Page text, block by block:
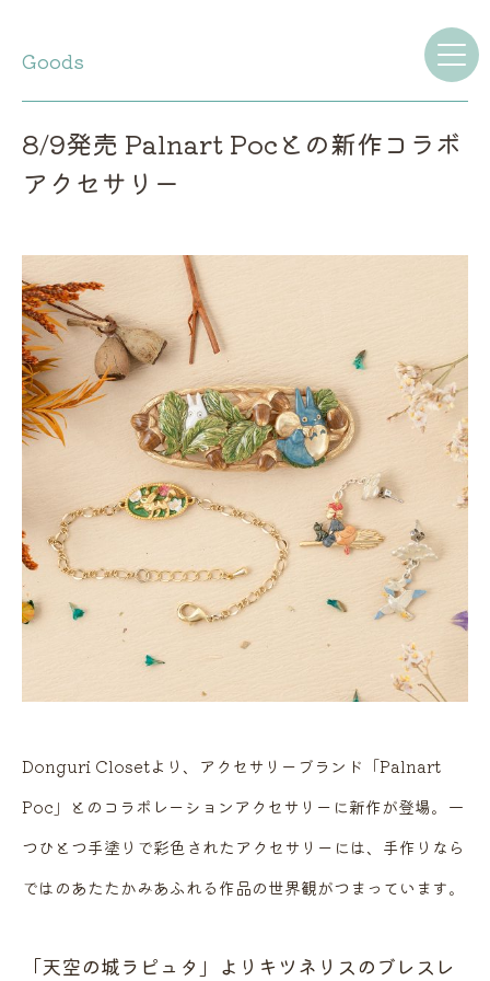
Goods
8/9発売 Palnart Pocとの新作コラボ
アクセサリー
Donguri Closetより、アクセサリーブランド「Palnart
Poc」とのコラボレーションアクセサリーに新作が登場。一
つひとつ手塗りで彩色されたアクセサリーには、手作りなら
ではのあたたかみあふれる作品の世界観がつまっています。
「天空の城ラピュタ」よりキツネリスのブレスレ